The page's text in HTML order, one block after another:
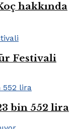
hakkında
Festivali
bin 552 lira